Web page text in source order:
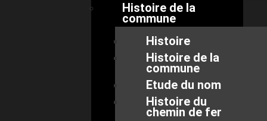
Histoire de la
commune
Histoire
Histoire de la
commune
Etude du nom
Histoire du
chemin de fer